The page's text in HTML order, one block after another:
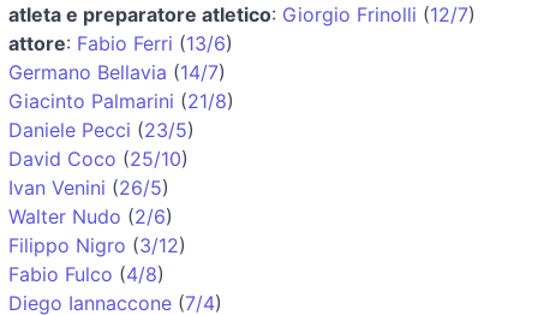
atleta e preparatore atletico: Giorgio Frinolli (12/7)
attore: Fabio Ferri (13/6)
Germano Bellavia (14/7)
Giacinto Palmarini (21/8)
Daniele Pecci (23/5)
David Coco (25/10)
Ivan Venini (26/5)
Walter Nudo (2/6)
Filippo Nigro (3/12)
Fabio Fulco (4/8)
Diego Iannaccone (7/4)